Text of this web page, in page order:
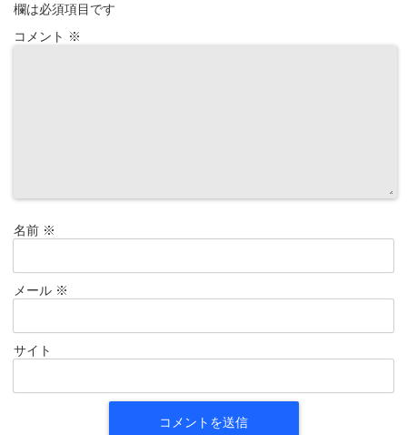
欄は必須項目です
コメント ※
名前 ※
メール ※
サイト